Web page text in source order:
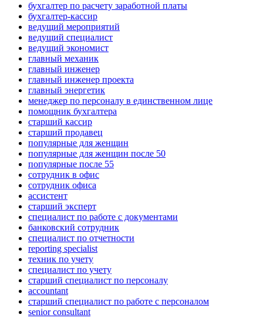
бухгалтер по расчету заработной платы
бухгалтер-кассир
ведущий мероприятий
ведущий специалист
ведущий экономист
главный механик
главный инженер
главный инженер проекта
главный энергетик
менеджер по персоналу в единственном лице
помощник бухгалтера
старший кассир
старший продавец
популярные для женщин
популярные для женщин после 50
популярные после 55
сотрудник в офис
сотрудник офиса
ассистент
старший эксперт
специалист по работе с документами
банковский сотрудник
специалист по отчетности
reporting specialist
техник по учету
специалист по учету
старший специалист по персоналу
accountant
старший специалист по работе с персоналом
senior consultant